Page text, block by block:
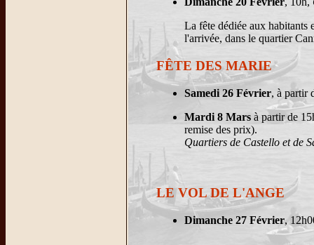
La fête dédiée aux habitants
l'arrivée, dans le quartier
FÊTE DES MARIE
Samedi 26 Février, à partir
Mardi 8 Mars à partir de
remise des prix).
Quartiers de Castello et de
LE VOL DE L'ANGE
Dimanche 27 Février,